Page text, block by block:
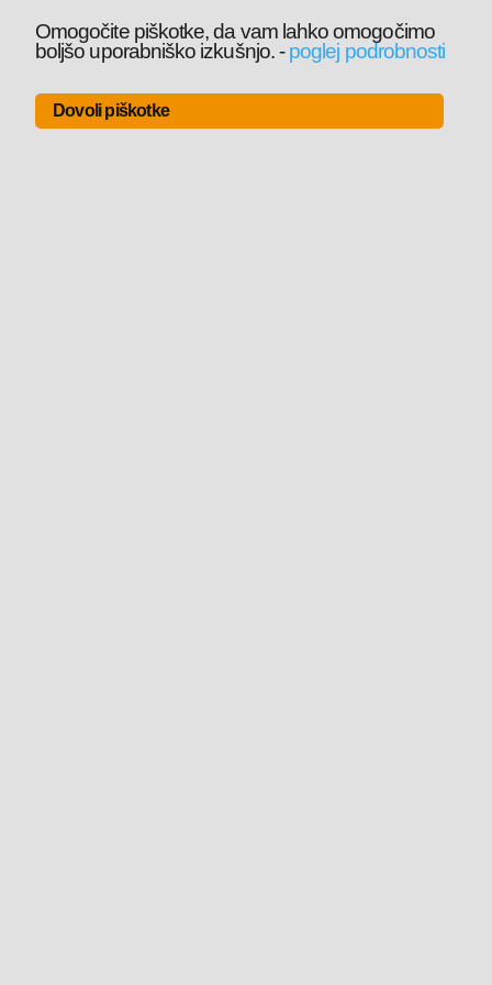
Omogočite piškotke, da vam lahko omogočimo
boljšo uporabniško izkušnjo.-poglej podrobnosti
Dovoli piškotke